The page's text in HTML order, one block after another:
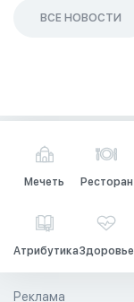
ВСЕ НОВОСТИ
Мечеть Ресторан
АтрибутикаЗдоровье
Реклама